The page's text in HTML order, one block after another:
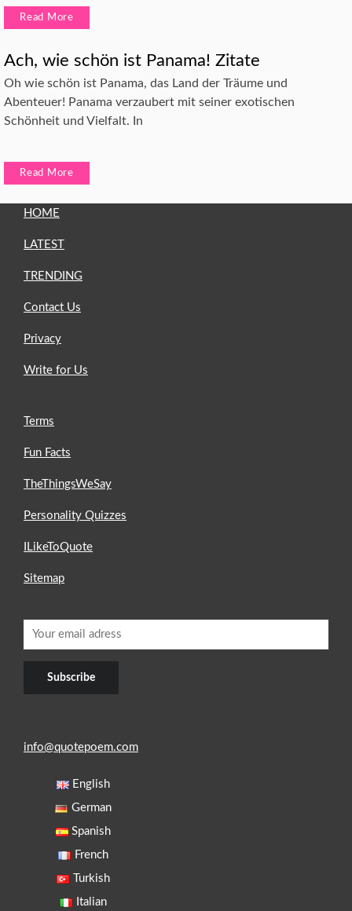
Read More
Ach, wie schön ist Panama! Zitate
Oh wie schön ist Panama, das Land der Träume und
Abenteuer! Panama verzaubert mit seiner exotischen
Schönheit und Vielfalt. In
Read More
HOME
LATEST
TRENDING
Contact Us
Privacy
Write for Us
Terms
Fun Facts
TheThingsWeSay
Personality Quizzes
ILikeToQuote
Sitemap
info@quotepoem.com
English
German
Spanish
French
Turkish
Italian